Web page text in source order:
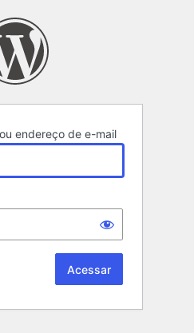
endereço de e-mail